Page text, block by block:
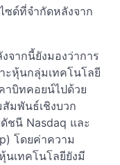
ซด์ที่จำกัดหลังจาก
จากนี้ยังมองว่าการ
ะหุ้นกลุ่มเทคโนโลยี
าบิทคอยน์ไปด้วย
มพันธ์เชิงบวก
ชนี Nasdaq และ
โดยค่าความ
นเทคโนโลยียังมี